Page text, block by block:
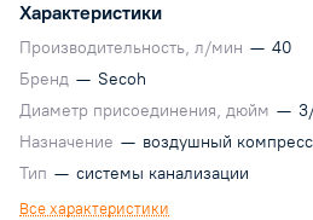
Характеристики
Производительность, л/мин — 40
Бренд — Secoh
Диаметр присоединения, дюйм —
Назначение — воздушный
Тип — системы канализации
Все характеристики